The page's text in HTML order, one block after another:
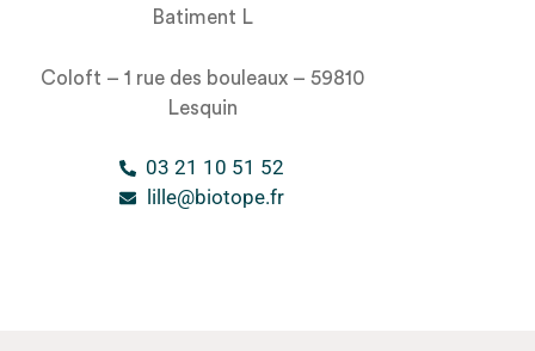
Batiment L
Coloft – 1 rue des bouleaux – 59810
Lesquin
03 21 10 51 52
lille@biotope.fr